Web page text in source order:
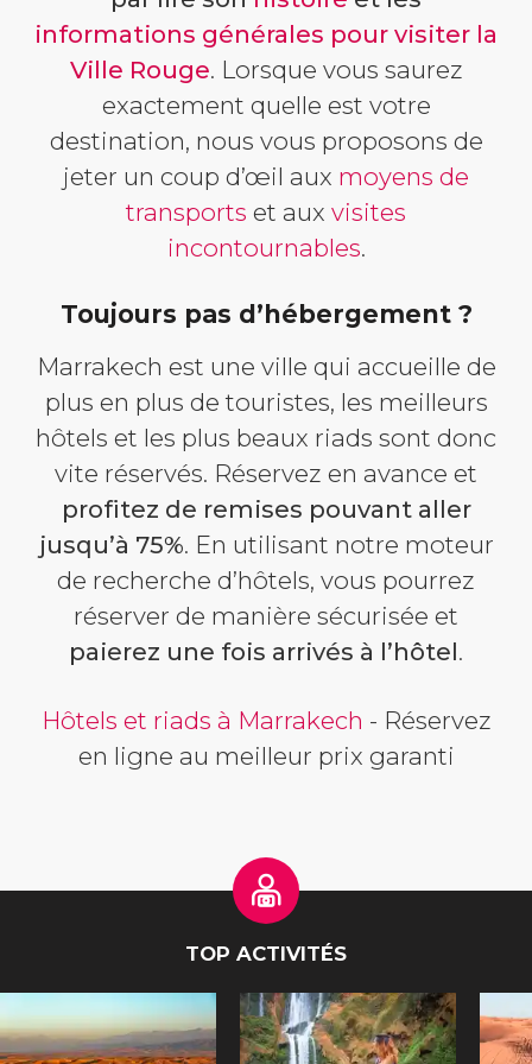
informations générales pour visiter la
Ville Rouge. Lorsque vous saurez
exactement quelle est votre
destination, nous vous proposons de
jeter un coup d’œil aux moyens de
transports et aux visites
incontournables.
Toujours pas d’hébergement ?
Marrakech est une ville qui accueille de
plus en plus de touristes, les meilleurs
hôtels et les plus beaux riads sont donc
vite réservés. Réservez en avance et
profitez de remises pouvant aller
jusqu’à 75%. En utilisant notre moteur
de recherche d’hôtels, vous pourrez
réserver de manière sécurisée et
paierez une fois arrivés à l’hôtel.
Hôtels et riads à Marrakech - Réservez
en ligne au meilleur prix garanti
TOP ACTIVITÉS